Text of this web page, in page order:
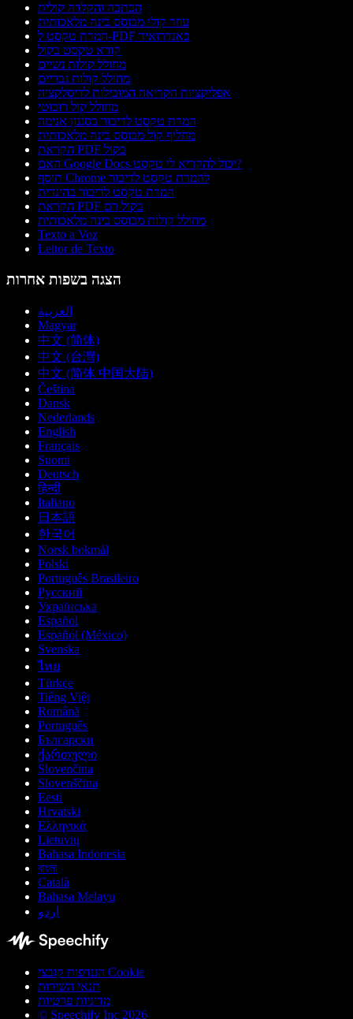
הכתבה והקלדה קולית
עוזר קולי מבוסס בינה מלאכותית
המרת טקסט ל-PDF באנדרואיד
קורא טקסט בקול
מחולל קולות נשיים
מחולל קולות גבריים
אפליקציות הקריאה המובילות לדיסלקציה
מחולל קול רובוטי
המרת טקסט לדיבור בסגנון אנימה
מחליף קול מבוסס בינה מלאכותית
הקראת PDF בקול
האם Google Docs יכול להקריא לי טקסט?
תוסף Chrome להמרת טקסט לדיבור
המרת טקסט לדיבור בהינדית
הקראת PDF בקול רם
מחולל קולות מבוסס בינה מלאכותית
Texto a Voz
Leitor de Texto
הצגה בשפות אחרות
العربية
Magyar
中文 (简体)
中文 (台灣)
中文 (简体 中国大陆)
Čeština
Dansk
Nederlands
English
Français
Suomi
Deutsch
हिन्दी
Italiano
日本語
한국어
Norsk bokmål
Polski
Português Brasileiro
Русский
Українська
Español
Español (México)
Svenska
ไทย
Türkçe
Tiếng Việt
Română
Português
Български
ქართული
Slovenčina
Slovenščina
Eesti
Hrvatski
Ελληνικά
Lietuvių
Bahasa Indonesia
বাংলা
Català
Bahasa Melayu
اردو
העדפות קובצי Cookie
תנאי השירות
מדיניות פרטיות
© Speechify Inc 2026